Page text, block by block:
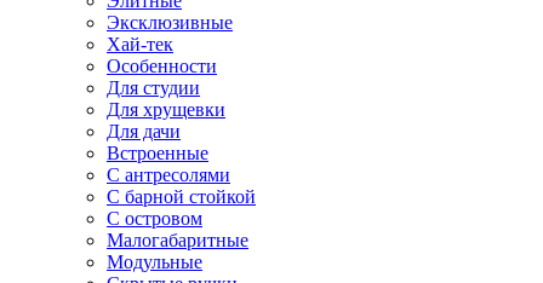
Эксклюзивные
Хай-тек
Особенности
Для студии
Для хрущевки
Для дачи
Встроенные
С антресолями
С барной стойкой
С островом
Малогабаритные
Модульные